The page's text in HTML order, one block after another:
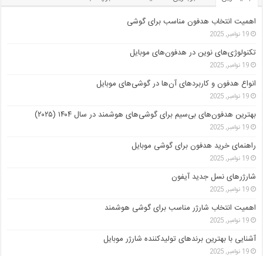
اهمیت انتخاب هدفون مناسب برای گوشی
19 نوامبر, 2025
تکنولوژی‌های نوین در هدفون‌های موبایل
19 نوامبر, 2025
انواع هدفون و کاربردهای آن‌ها در گوشی‌های موبایل
19 نوامبر, 2025
بهترین هدفون‌های بی‌سیم برای گوشی‌های هوشمند در سال ۱۴۰۴ (۲۰۲۵)
19 نوامبر, 2025
راهنمای خرید هدفون برای گوشی موبایل
19 نوامبر, 2025
شارژرهای نسل جدید آیفون
19 نوامبر, 2025
اهمیت انتخاب شارژر مناسب برای گوشی هوشمند
19 نوامبر, 2025
آشنایی با بهترین برندهای تولیدکننده شارژر موبایل
19 نوامبر, 2025